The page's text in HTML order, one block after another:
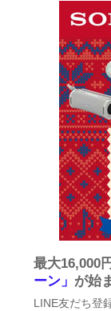
最大16,000
ーン」が始
LINE友だち登